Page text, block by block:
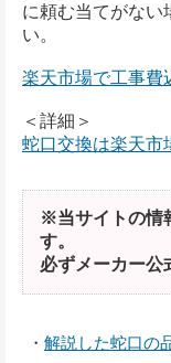
に頼む当てがない
い。
楽天市場で工事費
＜詳細＞
蛇口交換は楽天市
※当サイトの情
す。
必ずメーカー公
・ 解説した蛇口の